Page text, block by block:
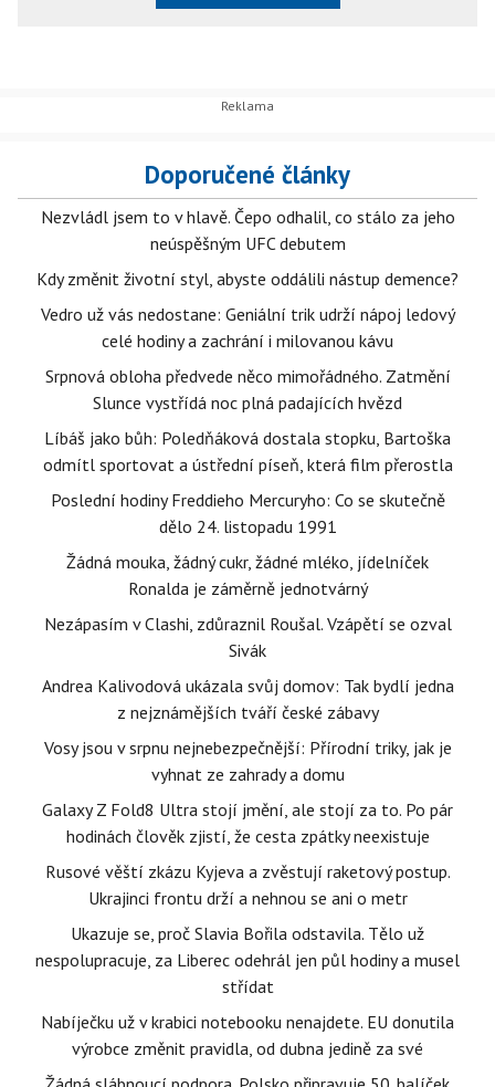
Doporučené články
Nezvládl jsem to v hlavě. Čepo odhalil, co stálo za jeho
neúspěšným UFC debutem
Kdy změnit životní styl, abyste oddálili nástup demence?
Vedro už vás nedostane: Geniální trik udrží nápoj ledový
celé hodiny a zachrání i milovanou kávu
Srpnová obloha předvede něco mimořádného. Zatmění
Slunce vystřídá noc plná padajících hvězd
Líbáš jako bůh: Poledňáková dostala stopku, Bartoška
odmítl sportovat a ústřední píseň, která film přerostla
Poslední hodiny Freddieho Mercuryho: Co se skutečně
dělo 24. listopadu 1991
Žádná mouka, žádný cukr, žádné mléko, jídelníček
Ronalda je záměrně jednotvárný
Nezápasím v Clashi, zdůraznil Roušal. Vzápětí se ozval
Sivák
Andrea Kalivodová ukázala svůj domov: Tak bydlí jedna
z nejznámějších tváří české zábavy
Vosy jsou v srpnu nejnebezpečnější: Přírodní triky, jak je
vyhnat ze zahrady a domu
Galaxy Z Fold8 Ultra stojí jmění, ale stojí za to. Po pár
hodinách člověk zjistí, že cesta zpátky neexistuje
Rusové věští zkázu Kyjeva a zvěstují raketový postup.
Ukrajinci frontu drží a nehnou se ani o metr
Ukazuje se, proč Slavia Bořila odstavila. Tělo už
nespolupracuje, za Liberec odehrál jen půl hodiny a musel
střídat
Nabíječku už v krabici notebooku nenajdete. EU donutila
výrobce změnit pravidla, od dubna jedině za své